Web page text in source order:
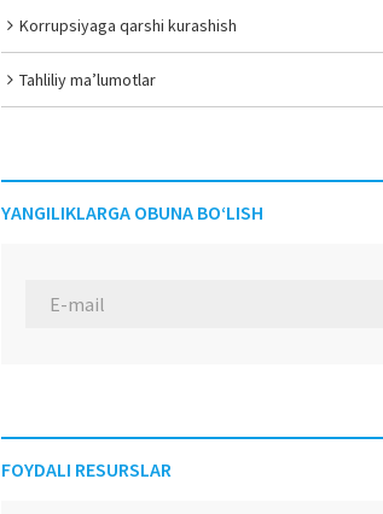
Korrupsiyaga qarshi kurashish
Tahliliy ma’lumotlar
YANGILIKLARGA OBUNA BO‘LISH
FOYDALI RESURSLAR